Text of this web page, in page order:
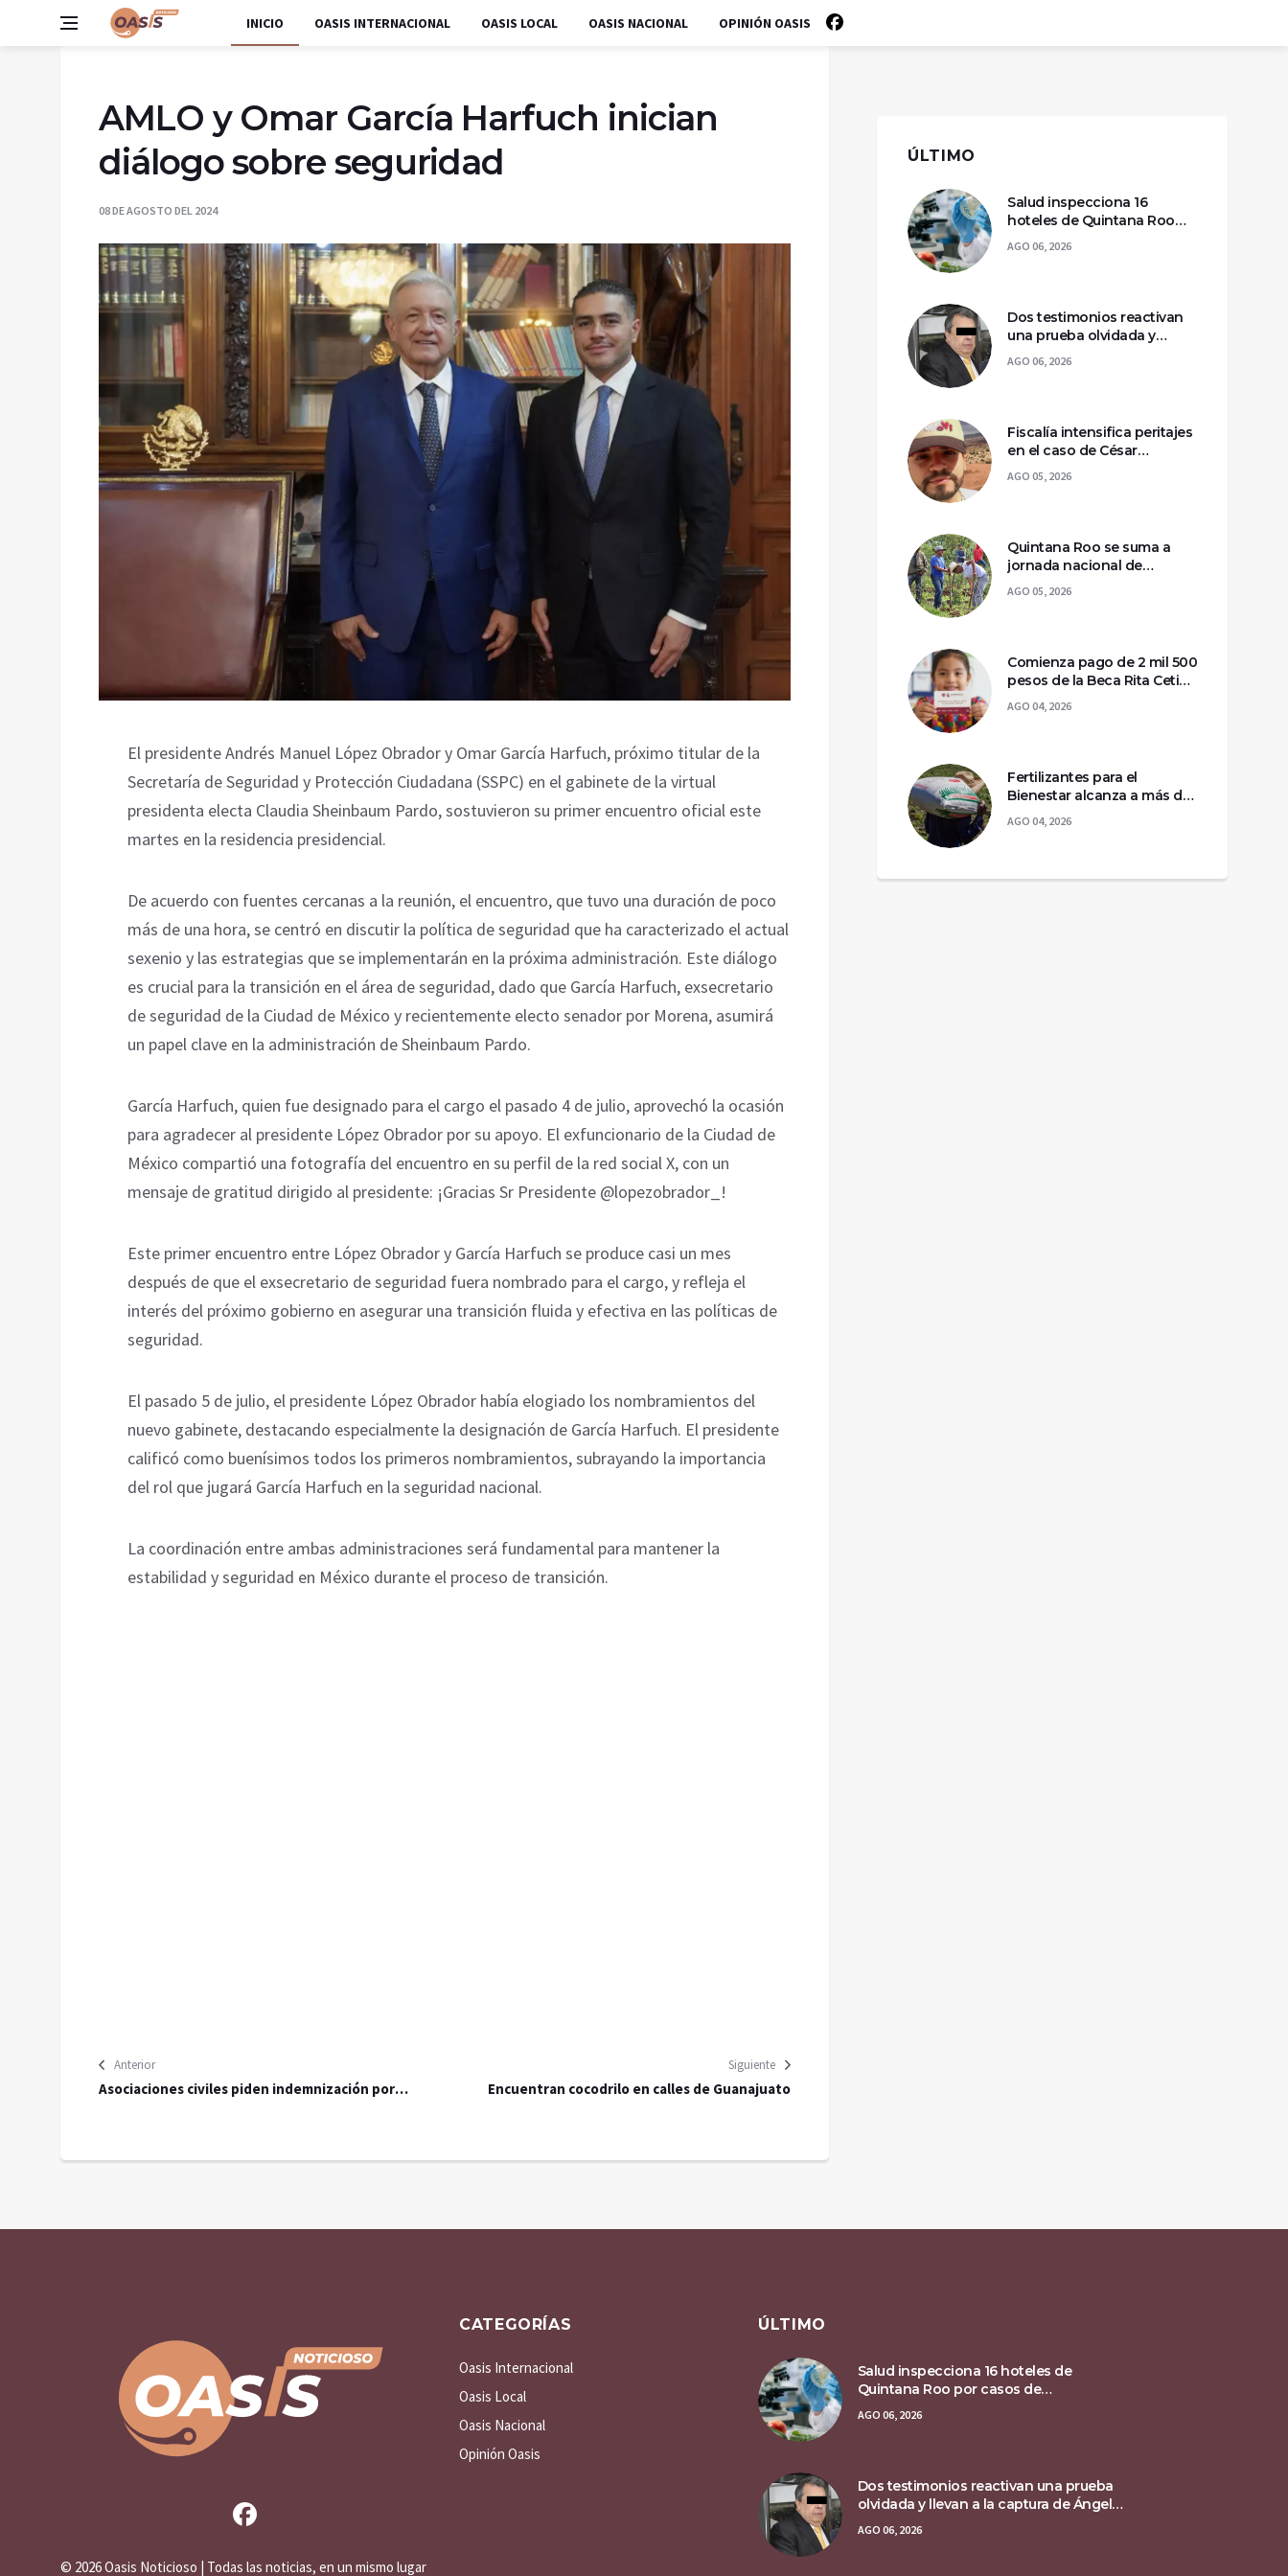
INICIO OASIS INTERNACIONAL OASIS LOCAL OASIS NACIONAL OPINIÓN OASIS
AMLO y Omar García Harfuch inician
diálogo sobre seguridad
08 DE AGOSTO DEL 2024
El presidente Andrés Manuel López Obrador y Omar García Harfuch, próximo titular de la
Secretaría de Seguridad y Protección Ciudadana (SSPC) en el gabinete de la virtual
presidenta electa Claudia Sheinbaum Pardo, sostuvieron su primer encuentro oficial este
martes en la residencia presidencial.
De acuerdo con fuentes cercanas a la reunión, el encuentro, que tuvo una duración de poco
más de una hora, se centró en discutir la política de seguridad que ha caracterizado el actual
sexenio y las estrategias que se implementarán en la próxima administración. Este diálogo
es crucial para la transición en el área de seguridad, dado que García Harfuch, exsecretario
de seguridad de la Ciudad de México y recientemente electo senador por Morena, asumirá
un papel clave en la administración de Sheinbaum Pardo.
García Harfuch, quien fue designado para el cargo el pasado 4 de julio, aprovechó la ocasión
para agradecer al presidente López Obrador por su apoyo. El exfuncionario de la Ciudad de
México compartió una fotografía del encuentro en su perfil de la red social X, con un
mensaje de gratitud dirigido al presidente: ¡Gracias Sr Presidente @lopezobrador_!
Este primer encuentro entre López Obrador y García Harfuch se produce casi un mes
después de que el exsecretario de seguridad fuera nombrado para el cargo, y refleja el
interés del próximo gobierno en asegurar una transición fluida y efectiva en las políticas de
seguridad.
El pasado 5 de julio, el presidente López Obrador había elogiado los nombramientos del
nuevo gabinete, destacando especialmente la designación de García Harfuch. El presidente
calificó como buenísimos todos los primeros nombramientos, subrayando la importancia
del rol que jugará García Harfuch en la seguridad nacional.
La coordinación entre ambas administraciones será fundamental para mantener la
estabilidad y seguridad en México durante el proceso de transición.
Anterior
Asociaciones civiles piden indemnización por
Siguiente
Encuentran cocodrilo en calles de Guanajuato
ÚLTIMO
Salud inspecciona 16
hoteles de Quintana Roo
por casos de ciclosporiasis
AGO 06, 2026
Dos testimonios reactivan
una prueba olvidada y
llevan a la captura de Ángel
Aguirre
AGO 06, 2026
Fiscalía intensifica peritajes
en el caso de César
Gastélum; mantienen
asegurada la escena del
AGO 05, 2026
Quintana Roo se suma a
jornada nacional de
reforestación para
recuperar ecosistemas del
AGO 05, 2026
Comienza pago de 2 mil 500
pesos de la Beca Rita Cetina
para estudiantes de
primaria
AGO 04, 2026
Fertilizantes para el
Bienestar alcanza a más de
2 millones de productores
en México
AGO 04, 2026
© 2026 Oasis Noticioso | Todas las noticias, en un mismo lugar
CATEGORÍAS
Oasis Internacional
Oasis Local
Oasis Nacional
Opinión Oasis
ÚLTIMO
Salud inspecciona 16 hoteles de
Quintana Roo por casos de
ciclosporiasis
AGO 06, 2026
Dos testimonios reactivan una prueba
olvidada y llevan a la captura de Ángel
Aguirre
AGO 06, 2026